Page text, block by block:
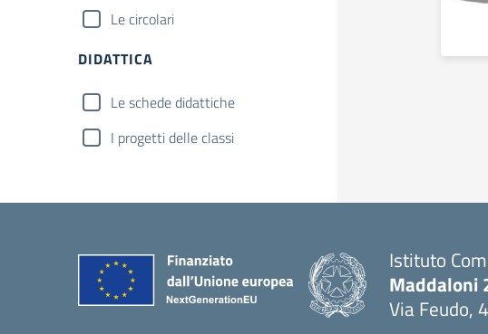
Le circolari
DIDATTICA
Le schede didattiche
I progetti delle classi
Istituto
Maddaloni
Via Feudo,